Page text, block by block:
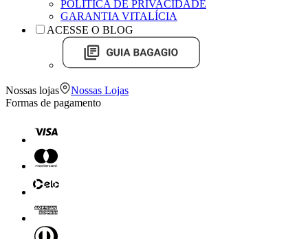
POLÍTICA DE PRIVACIDADE
GARANTIA VITALÍCIA
ACESSE O BLOG
Nossas lojas
Nossas Lojas
Formas de pagamento